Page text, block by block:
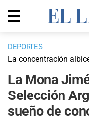
DEPORTES
La concentración
La Mona
Selección
sueño de